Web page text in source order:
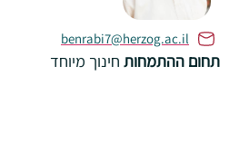
benrabi7@herzog.ac.il
תחום ההתמחות חינוך מיוחד